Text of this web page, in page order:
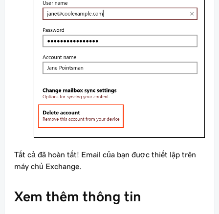
Tất cả đã hoàn tất! Email của bạn được thiết lập trên
máy chủ Exchange.
Xem thêm thông tin